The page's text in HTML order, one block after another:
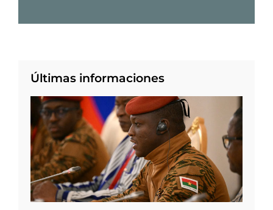
Últimas informaciones